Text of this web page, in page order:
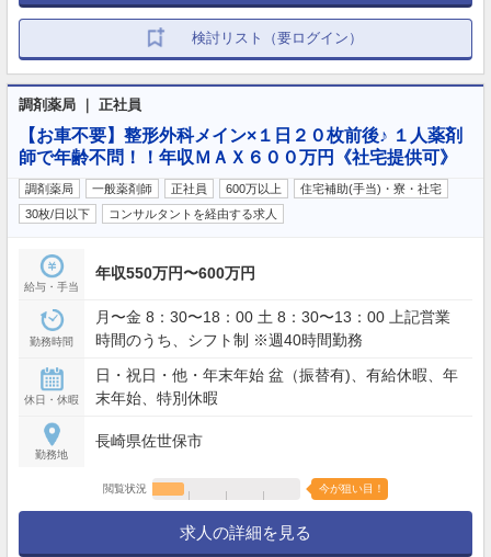
検討リスト（要ログイン）
調剤薬局 ｜ 正社員
【お車不要】整形外科メイン×１日２０枚前後♪ １人薬剤
師で年齢不問！！年収ＭＡＸ６００万円《社宅提供可》
調剤薬局 一般薬剤師 正社員 600万以上
住宅補助(手当)・寮・社宅
30枚/日以下
コンサルタントを経由する求人
給与・手当
年収550万円〜600万円
勤務時間
月〜金 8：30〜18：00 土 8：30〜13：00 上記営業
時間のうち、シフト制 ※週40時間勤務
休日・休暇
日・祝日・他・年末年始 盆（振替有)、有給休暇、年
末年始、特別休暇
勤務地
長崎県佐世保市
閲覧状況 今が狙い目！
求人の詳細を見る